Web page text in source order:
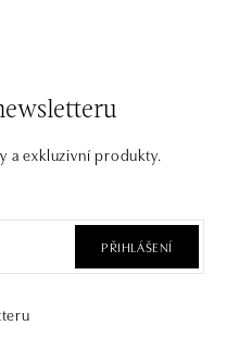
a exkluzivní produkty.
PŘIHLÁŠENÍ